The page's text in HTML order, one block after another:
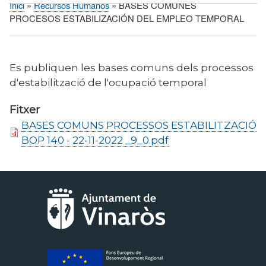
Fil
Inici Recursos Humanos BASES COMUNES
PROCESOS ESTABILIZACIÓN DEL EMPLEO TEMPORAL
Es publiquen les bases comuns dels processos
d'estabilització de l'ocupació temporal
Fitxer
BASES COMUNS PROCESSOS ESTABILITZACIÓ
BOP 140 - 22-11-2022 _9_0.pdf